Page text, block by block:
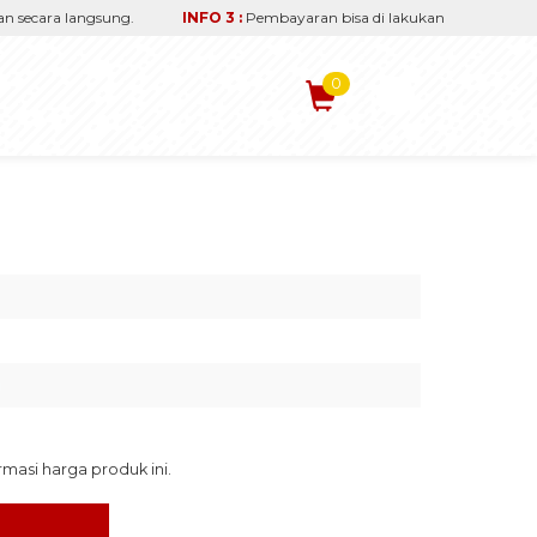
langsung. INFO 3 : Pembayaran bisa di lakukan via transfer
0
harga produk ini.